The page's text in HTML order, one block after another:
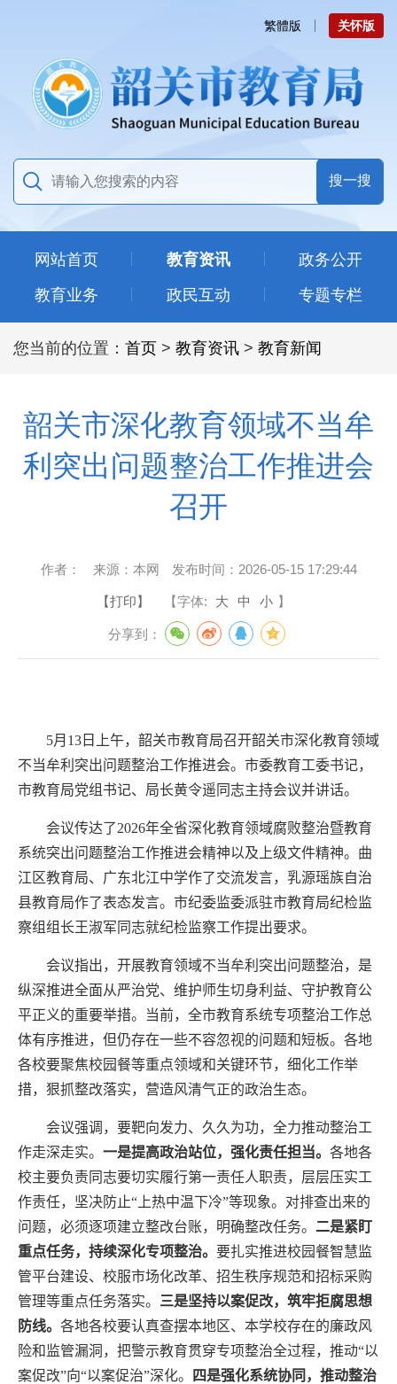
繁體版 关怀版
网站首页 教育资讯
政务公开
教育业务
政民互动 专题专栏
您当前的位置： 首页 > 教育资讯 > 教育新闻
韶关市深化教育领域不当牟
利突出问题整治工作推进会
召开
作者： 来源： 本网 发布时间： 2026-05-15 17:29:44
【打印】 【字体: 大 中 小 】
分享到：
5月 13 日上午， 韶关市教育局召开韶关市深化教育领域
不当牟利突出问题整治工作推进会。市委教育工委书记，
市教育局党组书记、局长黄令遥同志主持会议并讲话。
会议传达了2026年全省深化教育领域腐败整治暨教育
系统突出问题整治工作推进会精神以及 上级文件精神。 曲
江区教育局、广东北江中学作了交流发言，乳源瑶族自治
县教育局作了表态发言。市纪委监委派驻市教育局纪检监
察组组长王淑军同志就纪检监察工作提出要求。
会议指出，开展教育领域不当牟利突出问题整治， 是
纵深推进全面从严治党、维护师生切身利益、守护教育公
平正义的重要举措。当前，全市教育系统专项整治工作总
体有序推进，但仍存在一些不容忽视的问题和短板。 各地
各校要聚焦校园餐等重点领域和关键环节， 细化工作举
措，狠抓整改落实， 营造风清气正的政治生态。
会议强调， 要靶向发力、久久为功，全力推动整治工
作走深走实。 一是提高政治站位，强化责任担当。 各地各
校主要负责同志要切实履行第一责任人职责， 层层压实工
作责任，坚决防止“上热中温下冷”等现象。 对排查出来的
问题，必须逐项建立整改台账，明确整改任务。 二是紧盯
重点任务，持续深化专项整治。 要扎实推进校园餐智慧监
管平台建设、校服市场化改革、招生秩序规范和招标采购
管理等重点任务落实。 三是坚持以案促改，筑牢拒腐思想
防线。 各地各校要认真查摆本地区、本学校存在的廉政风
险和监管漏洞， 把警示教育贯穿专项整治全过程，推动“以
案促改”向“以案促治”深化。
四是强化系统协同，推动整治